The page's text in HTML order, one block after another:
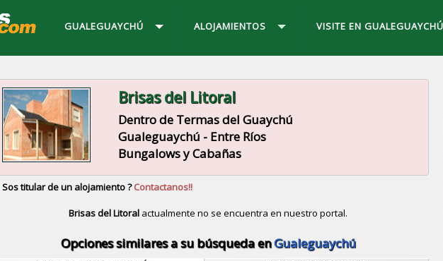
GUALEGUAYCHÚ ALOJAMIENTOS VISITE EN GUALEGUAYCHÚ
Brisas del Litoral
Dentro de Termas del Guaychú
Gualeguaychú - Entre Ríos
Bungalows y Cabañas
Sos titular de un alojamiento ?Contactanos!!
Brisas del Litoral actualmente no se encuentra en nuestro portal.
en la
Opciones similares a su búsqueda enGualeguaychú